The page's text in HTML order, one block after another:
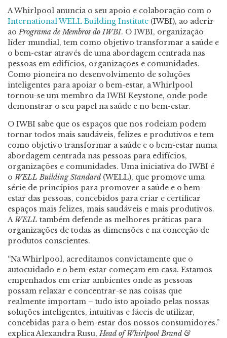
A Whirlpool anuncia o seu apoio e colaboração com o
International WELL Building Institute (IWBI), ao aderir
ao Programa de Membros do IWBI. O IWBI, organização
líder mundial, tem como objetivo transformar a saúde e
o bem-estar através de uma abordagem centrada nas
pessoas em edifícios, organizações e comunidades.
Como pioneira no desenvolvimento de soluções
inteligentes para apoiar o bem-estar, a Whirlpool
tornou-se um membro da IWBI Keystone, onde pode
demonstrar o seu papel na saúde e no bem-estar.
O IWBI sabe que os espaços que nos rodeiam podem
tornar todos mais saudáveis, felizes e produtivos e tem
como objetivo transformar a saúde e o bem-estar numa
abordagem centrada nas pessoas para edifícios,
organizações e comunidades. Uma iniciativa do IWBI é
o WELL Building Standard (WELL), que promove uma
série de princípios para promover a saúde e o bem-
estar das pessoas, concebidos para criar e certificar
espaços mais felizes, mais saudáveis e mais produtivos.
A WELL também defende as melhores práticas para
organizações de todas as dimensões e na conceção de
produtos conscientes.
“Na Whirlpool, acreditamos convictamente que o
autocuidado e o bem-estar começam em casa. Estamos
empenhados em criar ambientes onde as pessoas
possam relaxar e concentrar-se nas coisas que
realmente importam – tudo isto apoiado pelas nossas
soluções inteligentes, intuitivas e fáceis de utilizar,
concebidas para o bem-estar dos nossos consumidores.”
explica Alexandra Rusu,Head of Whirlpool Brand &